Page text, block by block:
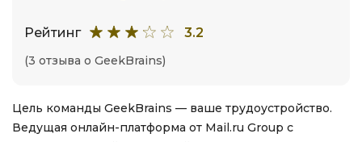
Рейтинг 3.2
(3 отзыва о GeekBrains)
Цель команды GeekBrains — ваше трудоустройство.
Ведущая онлайн-платформа от Mail.ru Group с